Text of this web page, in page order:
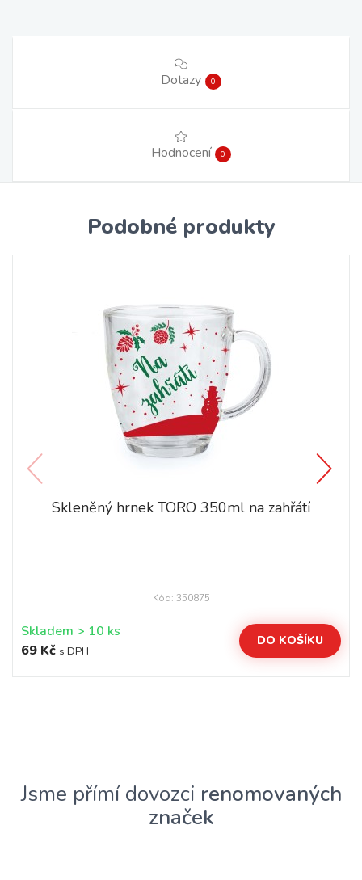
Dotazy 0
Hodnocení 0
Podobné produkty
Skleněný hrnek TORO 350ml na zahřátí
Kód: 350875
Skladem > 10 ks
69 Kč s DPH
DO KOŠÍKU
Jsme přímí dovozci renomovaných
značek